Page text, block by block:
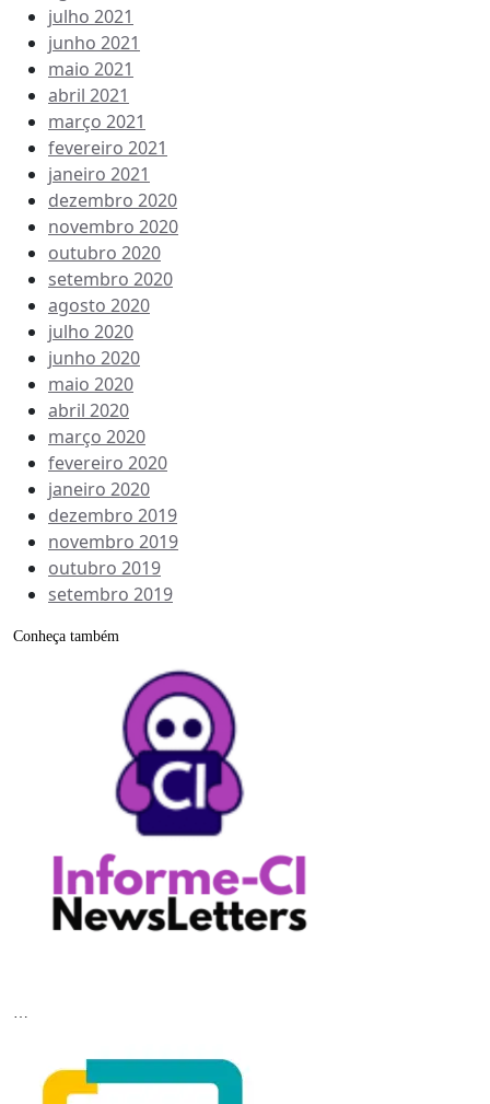
julho 2021
junho 2021
maio 2021
abril 2021
março 2021
fevereiro 2021
janeiro 2021
dezembro 2020
novembro 2020
outubro 2020
setembro 2020
agosto 2020
julho 2020
junho 2020
maio 2020
abril 2020
março 2020
fevereiro 2020
janeiro 2020
dezembro 2019
novembro 2019
outubro 2019
setembro 2019
Conheça também